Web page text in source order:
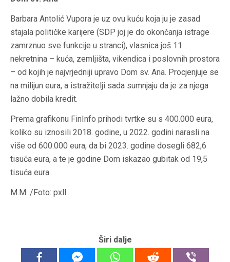
Barbara Antolić Vupora je uz ovu kuću koja ju je zasad
stajala političke karijere (SDP joj je do okončanja istrage
zamrznuo sve funkcije u stranci), vlasnica još 11
nekretnina – kuća, zemljišta, vikendica i poslovnih prostora
– od kojih je najvrjedniji upravo Dom sv. Ana. Procjenjuje se
na milijun eura, a istražitelji sada sumnjaju da je za njega
lažno dobila kredit.
Prema grafikonu FinInfo prihodi tvrtke su s 400.000 eura,
koliko su iznosili 2018. godine, u 2022. godini narasli na
više od 600.000 eura, da bi 2023. godine dosegli 682,6
tisuća eura, a te je godine Dom iskazao gubitak od 19,5
tisuća eura.
M.M. /Foto: pxll
Širi dalje